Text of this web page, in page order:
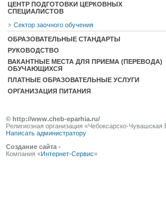
ЦЕНТР ПОДГОТОВКИ ЦЕРКОВНЫХ
СПЕЦИАЛИСТОВ
Сектор заочного обучения
ОБРАЗОВАТЕЛЬНЫЕ СТАНДАРТЫ
РУКОВОДСТВО
ВАКАНТНЫЕ МЕСТА ДЛЯ ПРИЕМА (ПЕРЕВОДА)
ОБУЧАЮЩИХСЯ
ПЛАТНЫЕ ОБРАЗОВАТЕЛЬНЫЕ УСЛУГИ
ОРГАНИЗАЦИЯ ПИТАНИЯ
© http://www.cheb-eparhia.ru/
Религиозная организация «Чебоксарско-
Написать администратору
Создание сайта -
Компания «Интернет-Сервис»